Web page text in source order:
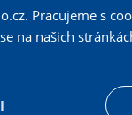
Pracujeme s
na našich